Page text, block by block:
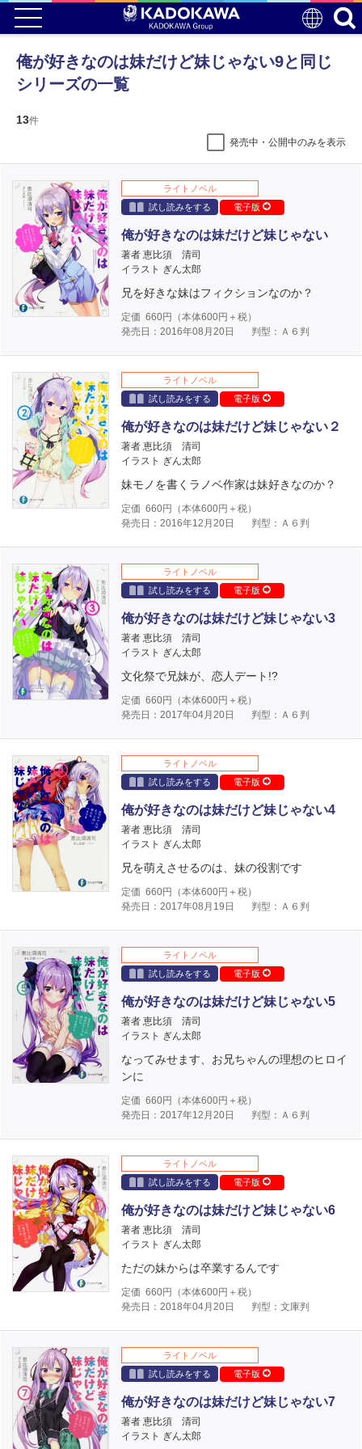
俺が好きなのは妹だけど妹じゃない9と同じ
シリーズの一覧
13件
発売中・公開中のみを表示
ライトノベル
試し読みをする
電子版
俺が好きなのは妹だけど妹じゃない
著者 恵比須 清司
イラスト ぎん太郎
兄を好きな妹はフィクションなのか？
定価 660円（本体600円＋税）
発売日：2016年08月20日
判型：Ａ６判
ライトノベル
試し読みをする
電子版
俺が好きなのは妹だけど妹じゃない２
著者 恵比須 清司
イラスト ぎん太郎
妹モノを書くラノベ作家は妹好きなのか？
定価 660円（本体600円＋税）
発売日：2016年12月20日
判型：Ａ６判
ライトノベル
試し読みをする
電子版
俺が好きなのは妹だけど妹じゃない3
著者 恵比須 清司
イラスト ぎん太郎
文化祭で兄妹が、恋人デート!?
定価 660円（本体600円＋税）
発売日：2017年04月20日
判型：Ａ６判
ライトノベル
試し読みをする
電子版
俺が好きなのは妹だけど妹じゃない4
著者 恵比須 清司
イラスト ぎん太郎
兄を萌えさせるのは、妹の役割です
定価 660円（本体600円＋税）
発売日：2017年08月19日
判型：Ａ６判
ライトノベル
試し読みをする
電子版
俺が好きなのは妹だけど妹じゃない5
著者 恵比須 清司
イラスト ぎん太郎
なってみせます、お兄ちゃんの理想のヒロイ
ンに
定価 660円（本体600円＋税）
発売日：2017年12月20日
判型：Ａ６判
ライトノベル
試し読みをする
電子版
俺が好きなのは妹だけど妹じゃない6
著者 恵比須 清司
イラスト ぎん太郎
ただの妹からは卒業するんです
定価 660円（本体600円＋税）
発売日：2018年04月20日
判型：文庫判
ライトノベル
試し読みをする
電子版
俺が好きなのは妹だけど妹じゃない7
著者 恵比須 清司
イラスト ぎん太郎